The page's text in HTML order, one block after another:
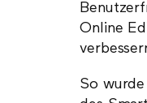
Online
So